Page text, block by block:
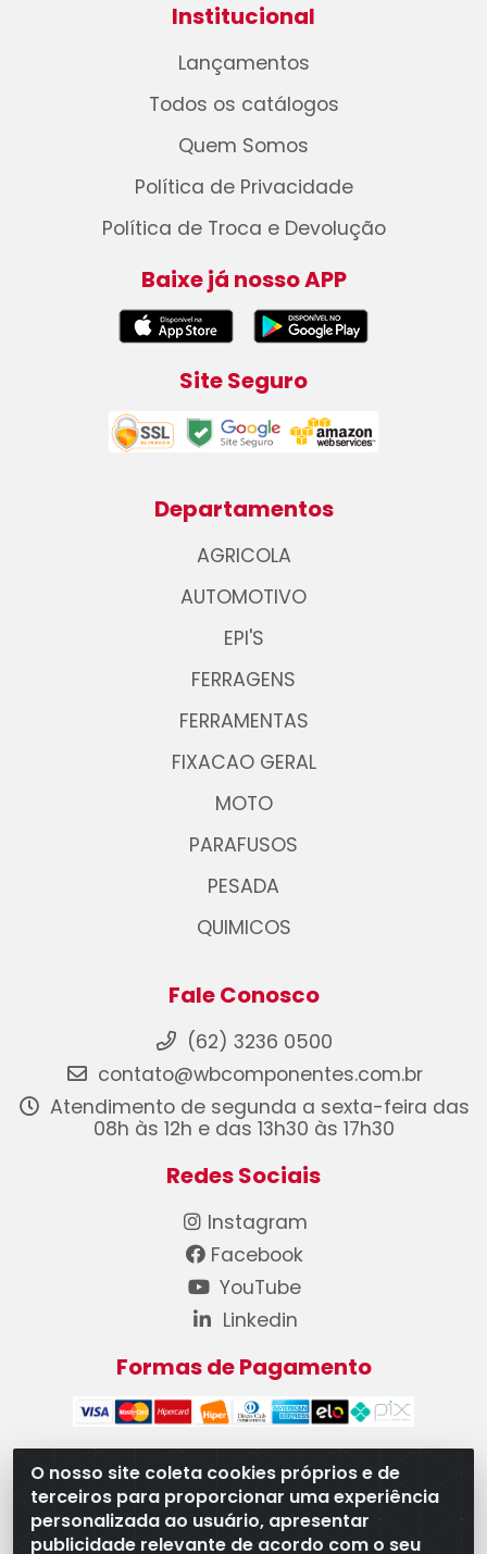
O nosso site coleta cookies próprios e de
terceiros para proporcionar uma experiência
personalizada ao usuário, apresentar
publicidade relevante de acordo com o seu
Institucional
Lançamentos
Todos os catálogos
Quem Somos
Política de Privacidade
Política de Troca e Devolução
Baixe já nosso APP
Site Seguro
Departamentos
AGRICOLA
AUTOMOTIVO
EPI'S
FERRAGENS
FERRAMENTAS
FIXACAO GERAL
MOTO
PARAFUSOS
PESADA
QUIMICOS
Fale Conosco
(62) 3236 0500
contato@wbcomponentes.com.br
Atendimento de segunda a sexta-feira das
08h às 12h e das 13h30 às 17h30
Redes Sociais
Instagram
Facebook
YouTube
Linkedin
Formas de Pagamento
WB Componentes Automotivos LTDA - CNPJ
08.528.393/0001-12 - Rua do Níquel, 667 - Parque
Oeste Industrial, Goiânia/GO - CEP 74375-660